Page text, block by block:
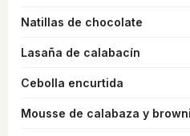
Natillas de chocolate
Lasaña de calabacín
Cebolla encurtida
Mousse de calabaza y